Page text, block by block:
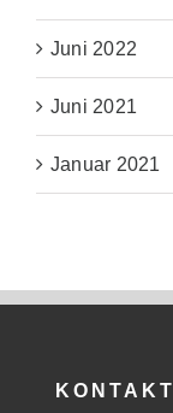
Juni 2022
Juni 2021
Januar 2021
KONTAKT